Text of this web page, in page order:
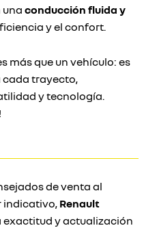
conducción fluida y
y el confort.
más que un vehículo: es
trayecto,
y tecnología.
de venta al
indicativo, Renault
exactitud y actualización